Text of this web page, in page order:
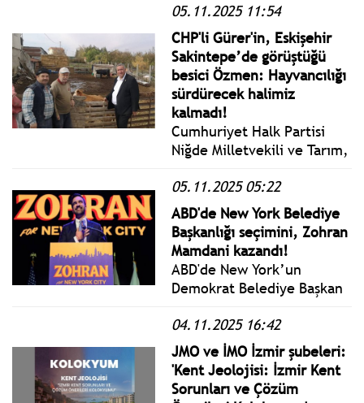
teklifi görüşmelerinde
konuştu. Genç: Ülke her
100 liralık yatırım için 182
lira faiz ödüyor. Bu tablo
üretim ekonomisinin değil,
borç ekonomisinin
sonucudur.
05.11.2025 11:54
CHP'li Gürer'in, Eskişehir
Sakintepe’de görüştüğü
besici Özmen: Hayvancılığı
sürdürecek halimiz
kalmadı!
Cumhuriyet Halk Partisi
Niğde Milletvekili ve Tarım,
Komisyonu üyesi Gürer,
Eskişehir’in Sakintepe
Mahallesi’nde hayvancılıkla
uğraşan üreticilerle bir
araya gelerek sektörün
geldiği noktayı yerinde
dinledi.
05.11.2025 05:22
ABD'de New York Belediye
Başkanlığı seçimini, Zohran
Mamdani kazandı!
ABD'de New York’un
Demokrat Belediye Başkan
oyların yüzde 50,4'ünü
alarak New York'un ilk
Müslüman ve sosyalist
Belediye Başkanı oldu.
04.11.2025 16:42
JMO ve İMO İzmir şubeleri:
'Kent Jeolojisi: İzmir Kent
Sorunları ve Çözüm